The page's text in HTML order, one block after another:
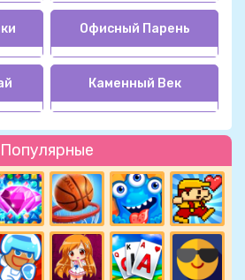
Популярные
Офисный Парень
Каменный Век